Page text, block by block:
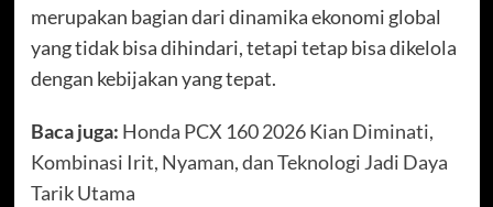
merupakan bagian dari dinamika ekonomi global
yang tidak bisa dihindari, tetapi tetap bisa dikelola
dengan kebijakan yang tepat.
Baca juga: Honda PCX 160 2026 Kian Diminati,
Kombinasi Irit, Nyaman, dan Teknologi Jadi Daya
Tarik Utama